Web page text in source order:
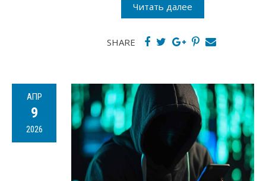
Читать далее
SHARE
АПР
9
2026